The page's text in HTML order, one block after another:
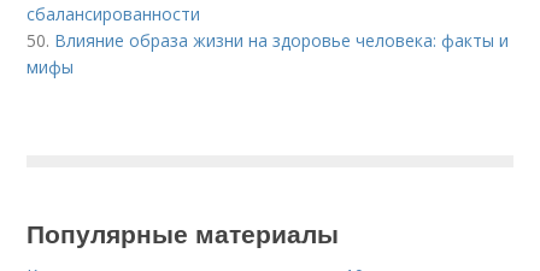
сбалансированности
50. Влияние образа жизни на здоровье человека: факты и
мифы
Популярные материалы